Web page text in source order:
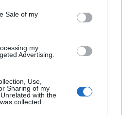
Sale of my
my
Advertising.
Use,
Sharing of my
with the
collected.